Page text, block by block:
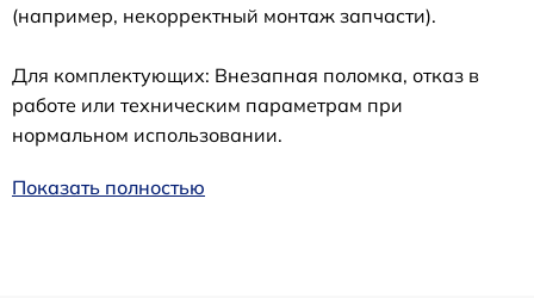
(например, некорректный монтаж запчасти).
Для комплектующих: Внезапная поломка, отказ в
работе или техническим параметрам при
нормальном использовании.
Показать полностью